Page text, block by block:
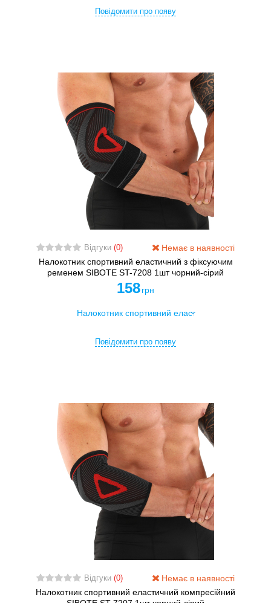
Повідомити про появу
Відгуки(0)
Немає в наявності
Налокотник спортивний еластичний з фіксуючим
ременем SIBOTE ST-7208 1шт чорний-сірий
158 грн
Повідомити про появу
Відгуки(0)
Немає в наявності
Налокотник спортивний еластичний компресійний